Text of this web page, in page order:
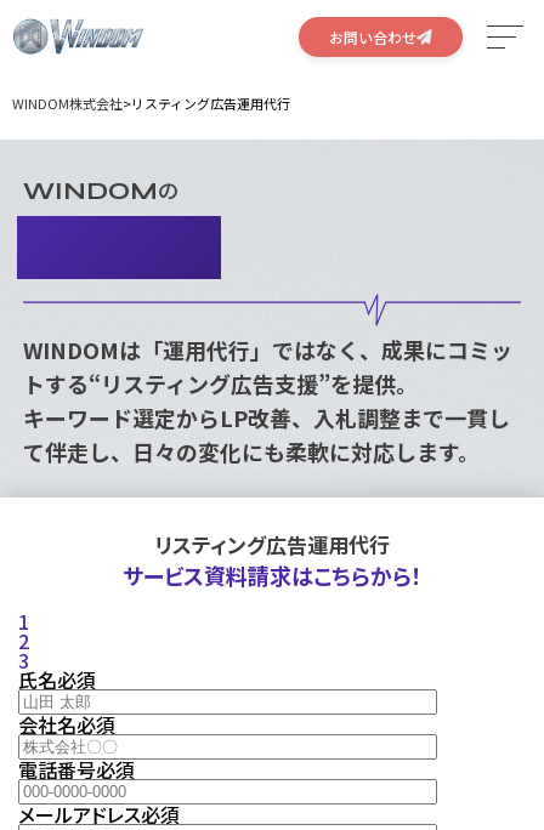
お問い合わせ
サービス
採用情報
WINDOM株式会社>リスティング広告運用代行
WINDOMの
リスティング
WINDOMは「運用代行」ではなく、成果にコミッ
トする“リスティング広告支援”を提供。
キーワード選定からLP改善、入札調整まで一貫し
て伴走し、日々の変化にも柔軟に対応します。
リスティング広告運用代行
サービス資料請求はこちらから！
1
2
3
氏名必須
会社名必須
電話番号必須
メールアドレス必須